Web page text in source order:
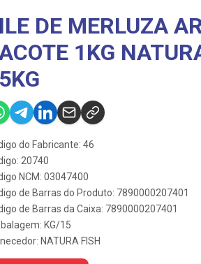
DE MERLUZA
1KG
do Fabricante: 46
20740
NCM: 03047400
de Barras do Produto: 7890000207401
de Barras da Caixa: 7890000207401
KG/15
NATURA FISH